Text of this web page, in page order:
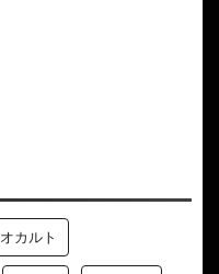
オカルト